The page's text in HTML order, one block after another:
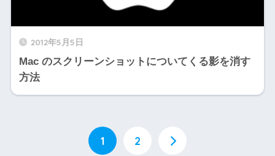
2012年5月5日
Mac のスクリーンショットについてくる影を消す
方法
1 2